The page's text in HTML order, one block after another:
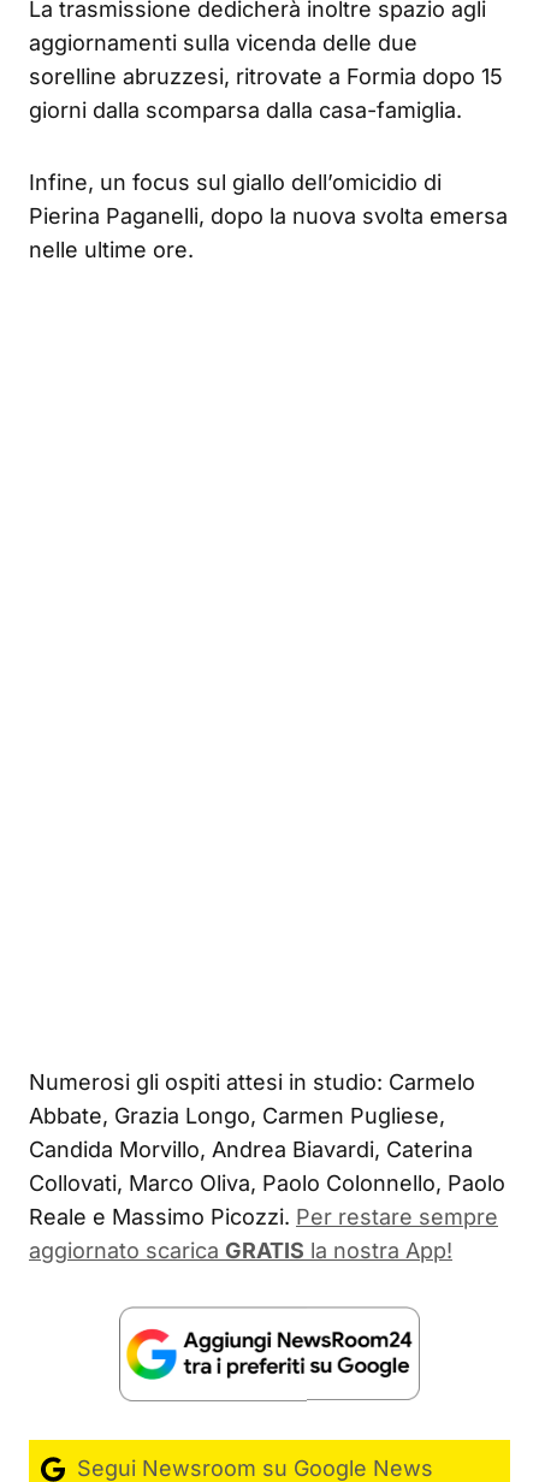
La trasmissione dedicherà inoltre spazio agli
aggiornamenti sulla vicenda delle due
sorelline abruzzesi, ritrovate a Formia dopo 15
giorni dalla scomparsa dalla casa-famiglia.
Infine, un focus sul giallo dell’omicidio di
Pierina Paganelli, dopo la nuova svolta emersa
nelle ultime ore.
Numerosi gli ospiti attesi in studio: Carmelo
Abbate, Grazia Longo, Carmen Pugliese,
Candida Morvillo, Andrea Biavardi, Caterina
Collovati, Marco Oliva, Paolo Colonnello, Paolo
Reale e Massimo Picozzi. Per restare sempre
aggiornato scarica GRATIS la nostra App!
Segui Newsroom su Google News